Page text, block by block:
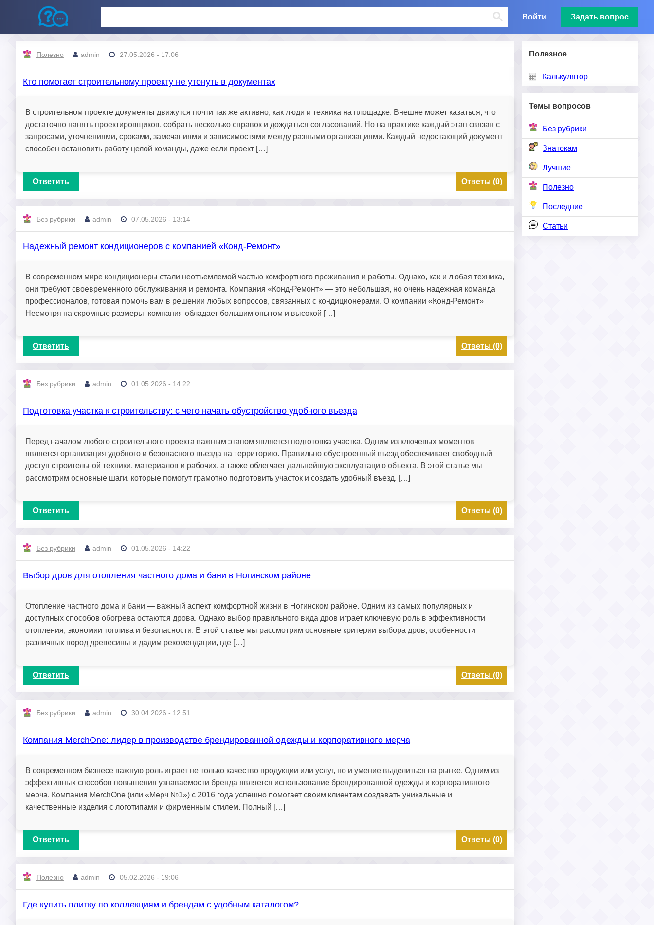
Войти Задать вопрос
Полезное
Калькулятор
Темы вопросов
Без рубрики
Знатокам
Лучшие
Полезно
Последние
Статьи
Полезно admin 27.05.2026 - 17:06
Кто помогает строительному проекту не утонуть в документах
В строительном проекте документы движутся почти так же активно, как люди и техника на площадке. Внешне может казаться, что
достаточно нанять проектировщиков, собрать несколько справок и дождаться согласований. Но на практике каждый этап связан с
запросами, уточнениями, сроками, замечаниями и зависимостями между разными организациями. Каждый недостающий документ
способен остановить работу целой команды, даже если проект […]
Ответить Ответы (0)
Без рубрики admin 07.05.2026 - 13:14
Надежный ремонт кондиционеров с компанией «Конд-Ремонт»
В современном мире кондиционеры стали неотъемлемой частью комфортного проживания и работы. Однако, как и любая техника,
они требуют своевременного обслуживания и ремонта. Компания «Конд-Ремонт» — это небольшая, но очень надежная команда
профессионалов, готовая помочь вам в решении любых вопросов, связанных с кондиционерами. О компании «Конд-Ремонт»
Несмотря на скромные размеры, компания обладает большим опытом и высокой […]
Ответить Ответы (0)
Без рубрики admin 01.05.2026 - 14:22
Подготовка участка к строительству: с чего начать обустройство удобного въезда
Перед началом любого строительного проекта важным этапом является подготовка участка. Одним из ключевых моментов
является организация удобного и безопасного въезда на территорию. Правильно обустроенный въезд обеспечивает свободный
доступ строительной техники, материалов и рабочих, а также облегчает дальнейшую эксплуатацию объекта. В этой статье мы
рассмотрим основные шаги, которые помогут грамотно подготовить участок и создать удобный въезд. […]
Ответить Ответы (0)
Без рубрики admin 01.05.2026 - 14:22
Выбор дров для отопления частного дома и бани в Ногинском районе
Отопление частного дома и бани — важный аспект комфортной жизни в Ногинском районе. Одним из самых популярных и
доступных способов обогрева остаются дрова. Однако выбор правильного вида дров играет ключевую роль в эффективности
отопления, экономии топлива и безопасности. В этой статье мы рассмотрим основные критерии выбора дров, особенности
различных пород древесины и дадим рекомендации, где […]
Ответить Ответы (0)
Без рубрики admin 30.04.2026 - 12:51
Компания MerchOne: лидер в производстве брендированной одежды и корпоративного мерча
В современном бизнесе важную роль играет не только качество продукции или услуг, но и умение выделиться на рынке. Одним из
эффективных способов повышения узнаваемости бренда является использование брендированной одежды и корпоративного
мерча. Компания MerchOne (или «Мерч №1») с 2016 года успешно помогает своим клиентам создавать уникальные и
качественные изделия с логотипами и фирменным стилем. Полный […]
Ответить Ответы (0)
Полезно admin 05.02.2026 - 19:06
Где купить плитку по коллекциям и брендам с удобным каталогом?